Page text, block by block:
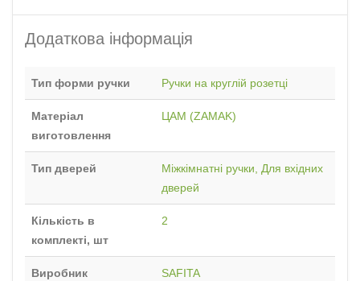
Додаткова інформація
Тип форми ручки Ручки на круглій розетці
Матеріал
виготовлення
ЦАМ (ZAMAK)
Тип дверей
Міжкімнатні ручки, Для вхідних
дверей
Кількість в
комплекті, шт
2
Виробник SAFITA